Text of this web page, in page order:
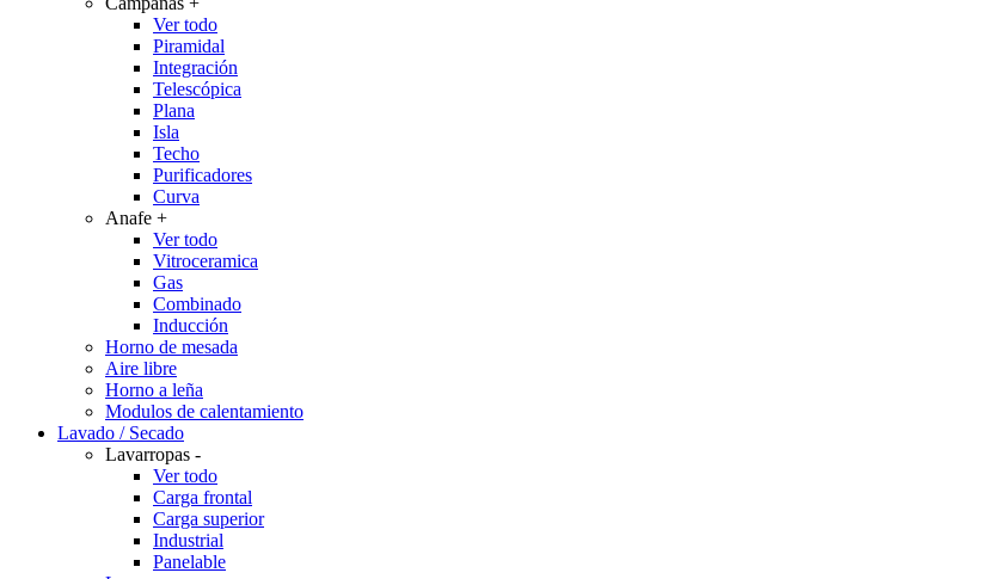
Ver todo
Piramidal
Integración
Telescópica
Plana
Isla
Techo
Purificadores
Curva
Anafe +
Ver todo
Vitroceramica
Gas
Combinado
Inducción
Horno de mesada
Aire libre
Horno a leña
Modulos de calentamiento
Lavado / Secado
Lavarropas -
Ver todo
Carga frontal
Carga superior
Industrial
Panelable